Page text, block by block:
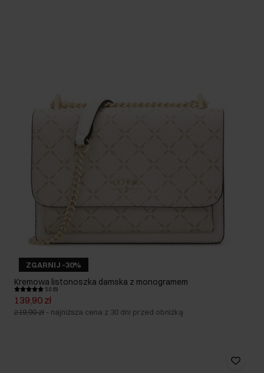
ZGARNIJ -30%
Kremowa listonoszka damska z monogramem
5.0 (6)
139,90 zł
219,90 zł - najniższa cena z 30 dni przed obniżką